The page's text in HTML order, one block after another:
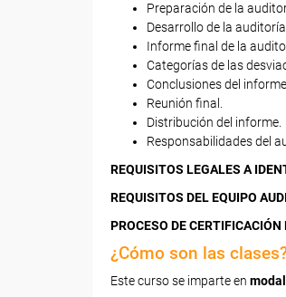
Preparación de la
Desarrollo de la auditoría.
Informe final de la
Categorías de las
Conclusiones del informe.
Reunión final.
Distribución del informe.
Responsabilidades del
REQUISITOS LEGALES A
REQUISITOS DEL EQUIPO
PROCESO DE CERTIFICACIÓN
¿Cómo son las
Este curso se imparte en